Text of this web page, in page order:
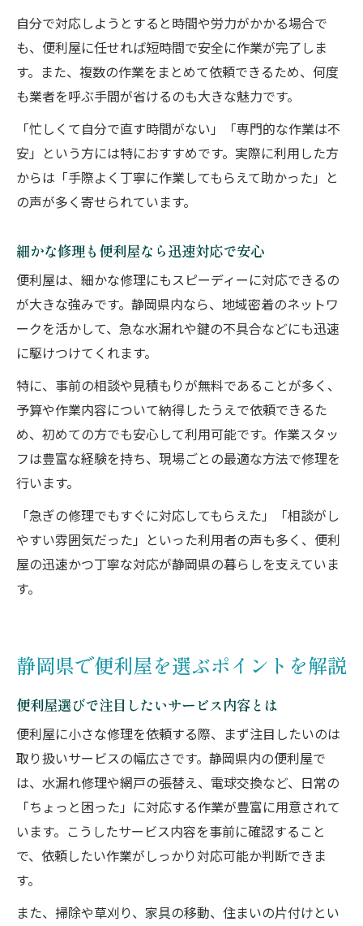
自分で対応しようとすると時間や労力がかかる場合で
も、便利屋に任せれば短時間で安全に作業が完了しま
す。また、複数の作業をまとめて依頼できるため、何度
も業者を呼ぶ手間が省けるのも大きな魅力です。
「忙しくて自分で直す時間がない」「専門的な作業は不
安」という方には特におすすめです。実際に利用した方
からは「手際よく丁寧に作業してもらえて助かった」と
の声が多く寄せられています。
細かな修理も便利屋なら迅速対応で安心
便利屋は、細かな修理にもスピーディーに対応できるの
が大きな強みです。静岡県内なら、地域密着のネットワ
ークを活かして、急な水漏れや鍵の不具合などにも迅速
に駆けつけてくれます。
特に、事前の相談や見積もりが無料であることが多く、
予算や作業内容について納得したうえで依頼できるた
め、初めての方でも安心して利用可能です。作業スタッ
フは豊富な経験を持ち、現場ごとの最適な方法で修理を
行います。
「急ぎの修理でもすぐに対応してもらえた」「相談がし
やすい雰囲気だった」といった利用者の声も多く、便利
屋の迅速かつ丁寧な対応が静岡県の暮らしを支えていま
す。
静岡県で便利屋を選ぶポイントを解説
便利屋選びで注目したいサービス内容とは
便利屋に小さな修理を依頼する際、まず注目したいのは
取り扱いサービスの幅広さです。静岡県内の便利屋で
は、水漏れ修理や網戸の張替え、電球交換など、日常の
「ちょっと困った」に対応する作業が豊富に用意されて
います。こうしたサービス内容を事前に確認すること
で、依頼したい作業がしっかり対応可能か判断できま
す。
また、掃除や草刈り、家具の移動、住まいの片付けとい